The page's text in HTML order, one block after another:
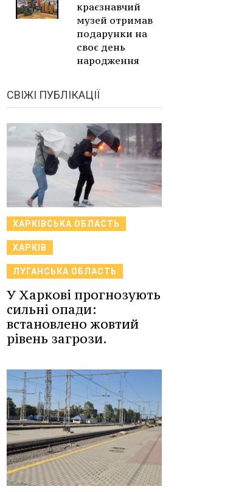
краєзнавчий
музей отримав
подарунки на
своє день
народження
СВІЖІ ПУБЛІКАЦІЇ
ХАРКІВСЬКА ОБЛАСТЬ
ХАРКІВ
ЛУГАНСЬКА ОБЛАСТЬ
У Харкові прогнозують
сильні опади:
встановлено жовтий
рівень загрози.